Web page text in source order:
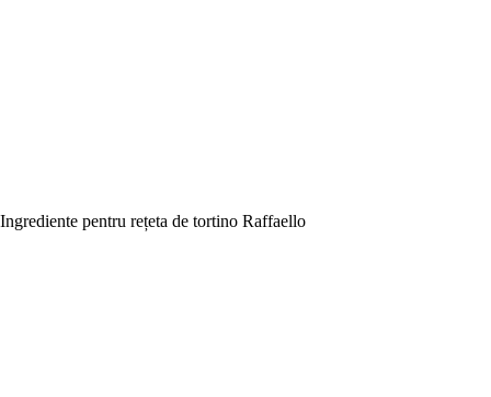
Ingrediente pentru rețeta de tortino Raffaello